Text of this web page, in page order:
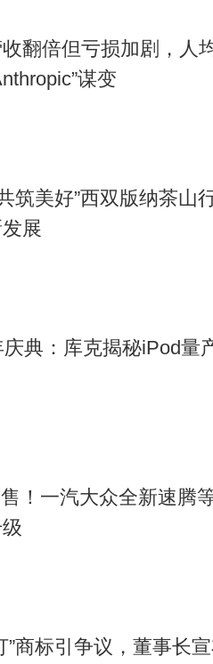
翻倍但亏损加剧，人
谋变
筑美好”西双版纳茶山
展
典：库克揭秘iPod量
！一汽大众全新速腾
”商标引争议，董事长